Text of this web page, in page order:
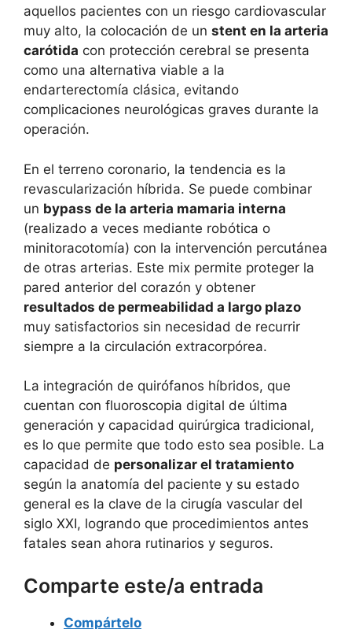
aquellos pacientes con un riesgo cardiovascular
muy alto, la colocación de un stent en la arteria
carótida con protección cerebral se presenta
como una alternativa viable a la
endarterectomía clásica, evitando
complicaciones neurológicas graves durante la
operación.
En el terreno coronario, la tendencia es la
revascularización híbrida. Se puede combinar
un bypass de la arteria mamaria interna
(realizado a veces mediante robótica o
minitoracotomía) con la intervención percutánea
de otras arterias. Este mix permite proteger la
pared anterior del corazón y obtener
resultados de permeabilidad a largo plazo
muy satisfactorios sin necesidad de recurrir
siempre a la circulación extracorpórea.
La integración de quirófanos híbridos, que
cuentan con fluoroscopia digital de última
generación y capacidad quirúrgica tradicional,
es lo que permite que todo esto sea posible. La
capacidad de personalizar el tratamiento
según la anatomía del paciente y su estado
general es la clave de la cirugía vascular del
siglo XXI, logrando que procedimientos antes
fatales sean ahora rutinarios y seguros.
Comparte este/a entrada
Compártelo